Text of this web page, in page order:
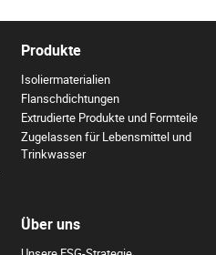
Produkte
Isoliermaterialien
Flanschdichtungen
Extrudierte Produkte und Formteile
Zugelassen für Lebensmittel und
Trinkwasser
Über uns